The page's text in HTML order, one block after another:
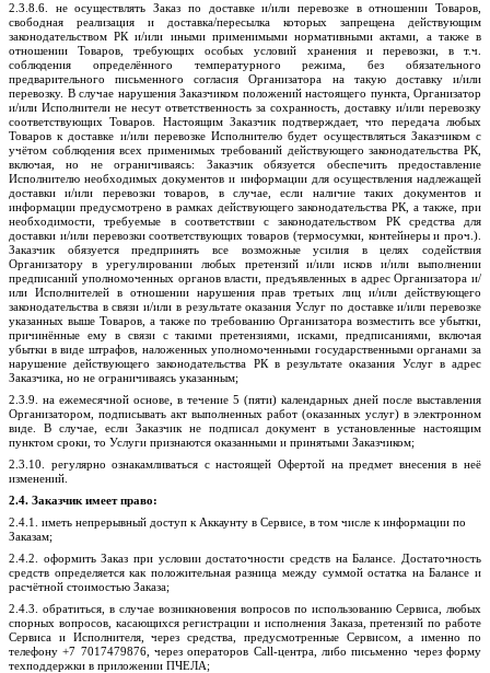
2.3.8 .6. не осуществлять Заказ по доставке и/или перевозке в отношении Товаров,
свободная реализация и доставка/пересылка которых запрещена действующим
законодательством РК и/или иными применимыми нормативными актами, а также в
отношении Товаров, требующих особых условий хранения и перевозки, в
т.ч
соблюдения определённого температурного режима, без обязательного
предварительного письменного согласия Организатора на такую доставку и/или
перевозку. В случае нарушения Заказчиком положений настоящего пункта, Организатор
и/или Исполнители не несут ответственность за сохранность, доставку и/или перевозку
соответствующих Товаров. Настоящим Заказчик подтверждает, что передача любых
Товаров к доставке и/или перевозке Исполнителю будет осуществляться Заказчиком с
учётом соблюдения всех применимых требований действующего законодательства РК,
включая, но не ограничиваясь: Заказчик обязуется обеспечить предоставление
Исполнителю необходимых документов и информации для осуществления надлежащей
доставки и/или перевозки товаров, в случае, если наличие таких документов и
информации предусмотрено в рамках действующего законодательства РК, а также, при
необходимости, требуемые в соответствии с законодательством РК средства для
доставки и/или перевозки соответствующих товаров (термосумки, контейнеры и проч.).
Заказчик обязуется предпринять все возможные усилия в целях содействия
Организатору в урегулировании любых претензий и/или исков и/или выполнении
предписаний уполномоченных органов власти, предъявленных в адрес Организатора и/
или Исполнителей в отношении нарушения прав третьих лиц и/или действующего
законодательства в связи и/или в результате оказания Услуг по доставке и/или перевозке
указанных выше Товаров, а также по требованию Организатора возместить все убытки,
причинённые ему в связи с такими претензиями, исками, предписаниями, включая
убытки в виде штрафов, наложенных уполномоченными государственными органами за
нарушение действующего законодательства РК в результате оказания Услуг в адрес
Заказчика, но не ограничиваясь указанным;
2.3.9 . на ежемесячной основе, в течение 5 (пяти) календарных дней после выставления
Организатором, подписывать акт выполненных работ (оказанных услуг) в электронном
виде. В случае, если Заказчик не подписал документ в установленные настоящим
пунктом сроки, то Услуги признаются оказанными и принятыми Заказчиком;
2.3. 10 . регулярно ознакамливаться с настоящей Офертой на предмет внесения в неё
изменений.
2.4. Заказчик имеет право:
2.4.1. иметь непрерывный доступ к Аккаунту в Сервисе, в том числе к информации по
Заказам;
2.4.2. оформить Заказ при условии достаточности средств на Балансе. Достаточность
средств определяется как положительная разница между суммой остатка на Балансе и
расчётной стоимостью Заказа;
2.4.3. обратиться, в случае возникновения вопросов по использованию Сервиса, любых
спорных вопросов, касающихся регистрации и исполнения Заказа, претензий по работе
Сервиса и Исполнителя, через средства, предусмотренные Сервисом, а именно по
телефону +7 7017479876, через операторов Call-центра, либо письменно через форму
техподдержки в приложении ПЧЕЛА;